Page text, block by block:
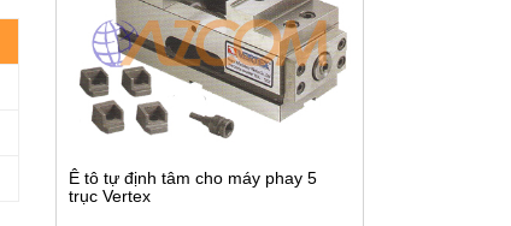
Ê tô tự định tâm cho máy phay 5
trục Vertex